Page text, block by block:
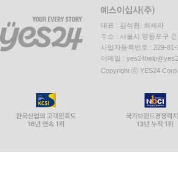
대표 : 김석환, 최세라
주소 : 서울시 영등포구
사업자등록번호 : 229-
이메일 :
Copyright ⓒ YES24